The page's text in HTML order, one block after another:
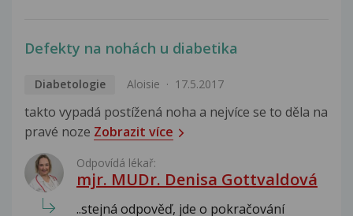
Defekty na nohách u diabetika
Diabetologie Aloisie 17.5.2017
takto vypadá postížená noha a nejvíce se to děla na
pravé noze Zobrazit více
Odpovídá lékař:
mjr. MUDr. Denisa Gottvaldová
..stejná odpověď, jde o pokračování